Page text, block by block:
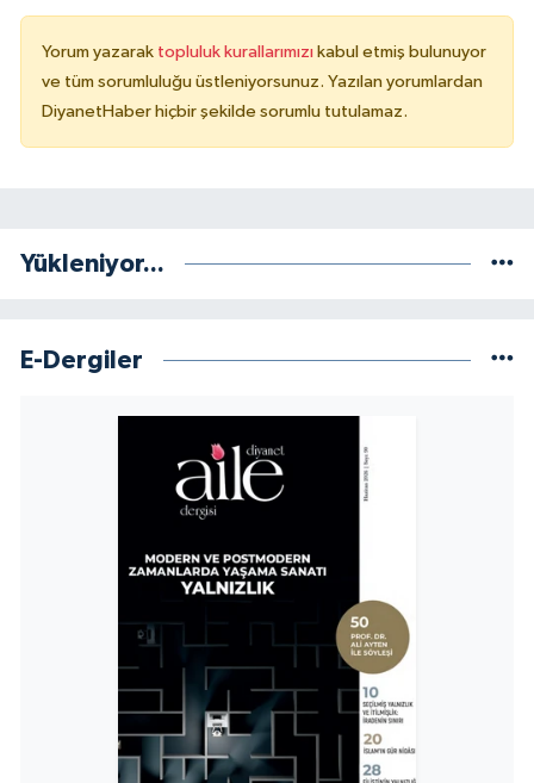
Yorum yazarak topluluk kurallarımızı kabul etmiş bulunuyor
ve tüm sorumluluğu üstleniyorsunuz. Yazılan yorumlardan
DiyanetHaber hiçbir şekilde sorumlu tutulamaz.
Yükleniyor...
E-Dergiler
Van Müftülüğü
Yalova Müftülüğü